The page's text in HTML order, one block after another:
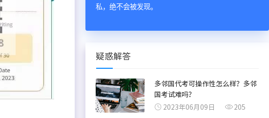
私，绝不会被发现。
疑惑解答
多邻国代考可操作性怎么样？多邻
国考试难吗？
2023年06月09日
205